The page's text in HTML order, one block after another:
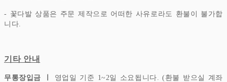
- 꽃다발 상품은 주문 제작으로 어떠한 사유로라도 환불이 불가합
니다.
기타 안내
무통장입금 ㅣ 영업일 기준 1~2일 소요됩니다. (환불 받으실 계좌